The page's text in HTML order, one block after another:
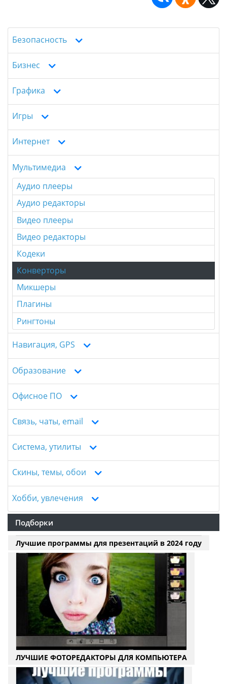
Безопасность
Бизнес
Графика
Игры
Интернет
Мультимедиа
Аудио плееры
Аудио редакторы
Видео плееры
Видео редакторы
Кодеки
Конверторы
Микшеры
Плагины
Рингтоны
Навигация, GPS
Образование
Офисное ПО
Связь, чаты, email
Система, утилиты
Скины, темы, обои
Хобби, увлечения
Подборки
Лучшие программы для презентаций в 2024 году
ЛУЧШИЕ ФОТОРЕДАКТОРЫ ДЛЯ КОМПЬЮТЕРА